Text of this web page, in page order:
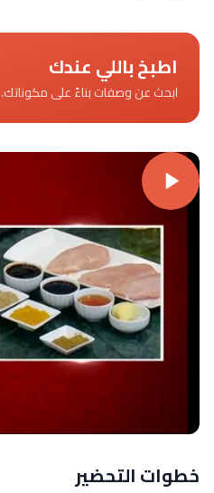
اطبخ باللي عندك
ابحث عن وصفات بناءً على مكوناتك.
خطوات التحضير